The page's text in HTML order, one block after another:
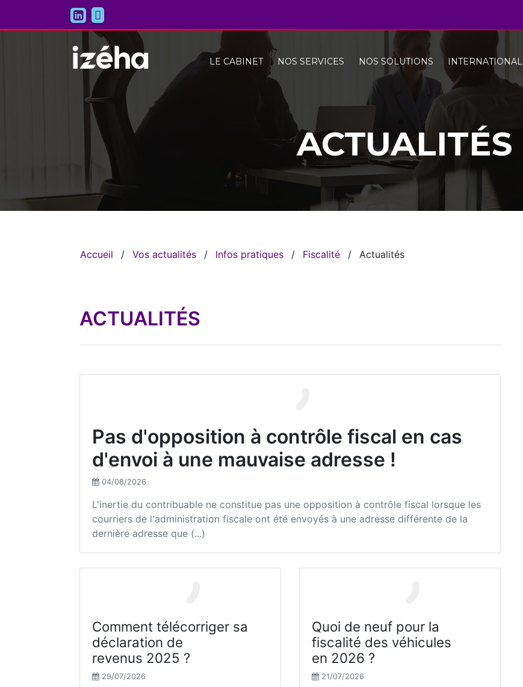
LE CABINET NOS SERVICES NOS SOLUTIONS INTERNATIONAL
ACTUALITÉS
Accueil / Vos actualités / Infos pratiques / Fiscalité / Actualités
ACTUALITÉS
Pas d'opposition à contrôle fiscal en cas
d'envoi à une mauvaise adresse !
04/08/2026
L'inertie du contribuable ne constitue pas une opposition à contrôle fiscal lorsque les
courriers de l'administration fiscale ont été envoyés à une adresse différente de la
dernière adresse que (...)
Comment télécorriger sa
déclaration de
revenus 2025 ?
29/07/2026
Quoi de neuf pour la
fiscalité des véhicules
en 2026 ?
21/07/2026